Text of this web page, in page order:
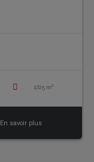
1725 m²
En savoir plus